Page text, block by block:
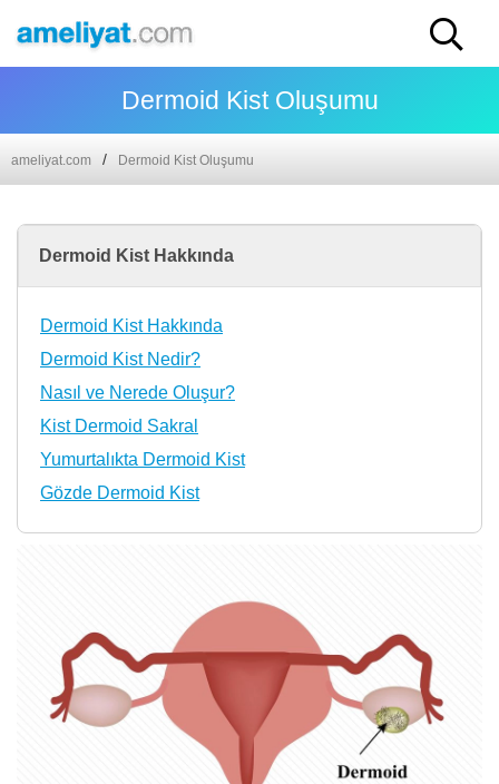
Dermoid Kist Oluşumu
ameliyat.com Dermoid Kist Oluşumu
Dermoid Kist Hakkında
Dermoid Kist Hakkında
Dermoid Kist Nedir?
Nasıl ve Nerede Oluşur?
Kist Dermoid Sakral
Yumurtalıkta Dermoid Kist
Gözde Dermoid Kist